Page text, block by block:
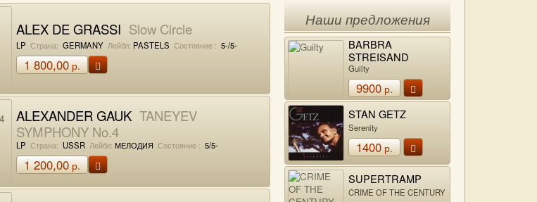
ALEX DE GRASSI Slow Circle
LP Страна: GERMANY Лейбл: PASTELS Состояние : 5-/5-
1 800,00р.
ALEXANDER GAUK TANEYEV
SYMPHONY No.4
LP Страна: USSR Лейбл: МЕЛОДИЯ Состояние : 5/5-
1 200,00р.
Наши предложения
BARBRA
STREISAND
Guilty
9900р.
STAN GETZ
Serenity
1400р.
SUPERTRAMP
CRIME OF THE CENTURY